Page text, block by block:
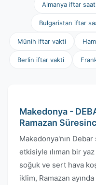
Almanya iftar
Bulgaristan iftar
Münih iftar vakti
Berlin iftar vakti
Makedonya -
Ramazan
Makedonya'nın
etkisiyle ılıman bir
soğuk ve sert hava
iklim, Ramazan